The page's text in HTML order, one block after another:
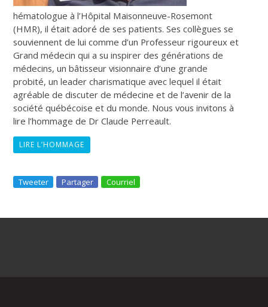
hématologue à l’Hôpital Maisonneuve-Rosemont
(HMR), il était adoré de ses patients. Ses collègues se
souviennent de lui comme d’un Professeur rigoureux et
Grand médecin qui a su inspirer des générations de
médecins, un bâtisseur visionnaire d’une grande
probité, un leader charismatique avec lequel il était
agréable de discuter de médecine et de l’avenir de la
société québécoise et du monde. Nous vous invitons à
lire l’hommage de Dr Claude Perreault.
LIRE L’HOMMAGE
Tweeter Partager Courriel